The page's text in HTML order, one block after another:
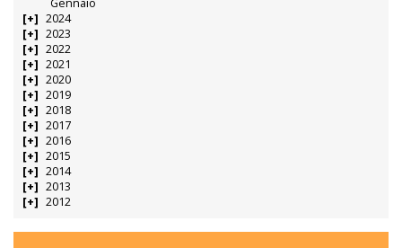
Gennaio
2024
2023
2022
2021
2020
2019
2018
2017
2016
2015
2014
2013
2012